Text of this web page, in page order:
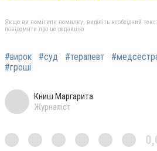
Якщо ви помітили помилку, виділіть необхідний
повідомити про це редакцію
#вирок #суд #терапевт
#гроші
Книш Маргарита
Журналіст